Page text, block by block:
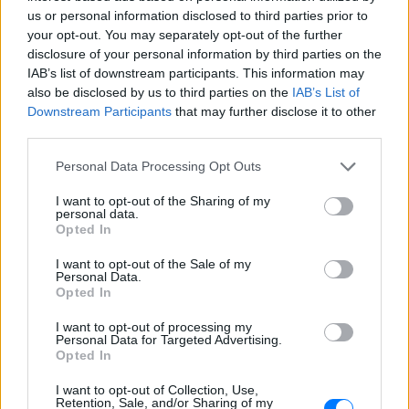
us or personal information disclosed to third parties prior to
your opt-out. You may separately opt-out of the further
disclosure of your personal information by third parties on the
IAB’s list of downstream participants. This information may
also be disclosed by us to third parties on the IAB’s List of
Downstream Participants that may further disclose it to other
Personal Data Processing Opt Outs
I want to opt-out of the Sharing of my
personal data.
Opted In
I want to opt-out of the Sale of my
Personal Data.
Opted In
I want to opt-out of processing my
Personal Data for Targeted Advertising.
Opted In
I want to opt-out of Collection, Use,
Retention, Sale, and/or Sharing of my
ΔΕΙΤΕ ΕΠΙΣΗΣ
ΣΤΗΝ ΙΔΙΑ ΚΑΤΗΓΟΡΙΑ
βίντεο της μεθυσμένης οδηγού
που σκότωσε νύφη ώρες μετά
Η Jamie Lee Komoroski, με αλκοόλ